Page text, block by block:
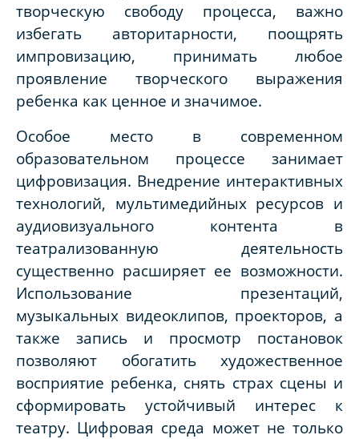
творческую свободу процесса, важно
избегать авторитарности, поощрять
импровизацию, принимать любое
проявление творческого выражения
ребенка как ценное и значимое.
Особое место в современном
образовательном процессе занимает
цифровизация. Внедрение интерактивных
технологий, мультимедийных ресурсов и
аудиовизуального контента в
театрализованную деятельность
существенно расширяет ее возможности.
Использование презентаций,
музыкальных видеоклипов, проекторов, а
также запись и просмотр постановок
позволяют обогатить художественное
восприятие ребенка, снять страх сцены и
сформировать устойчивый интерес к
театру. Цифровая среда может не только